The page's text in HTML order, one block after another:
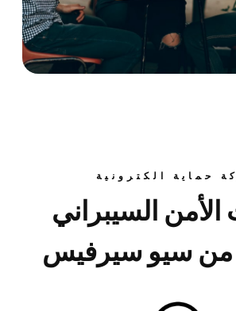
حماية الكترونية
السيبراني
من سيو سيرفيس